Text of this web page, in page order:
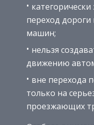
переход
машин;
нельзя
движению
вне перехода
только на
проезжающих